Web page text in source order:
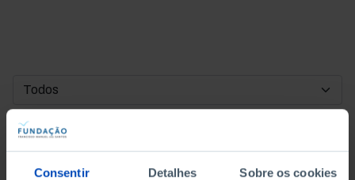
Consentir Detalhes Sobre os cookies
DATA DE INÍCIO
DATA DE FIM